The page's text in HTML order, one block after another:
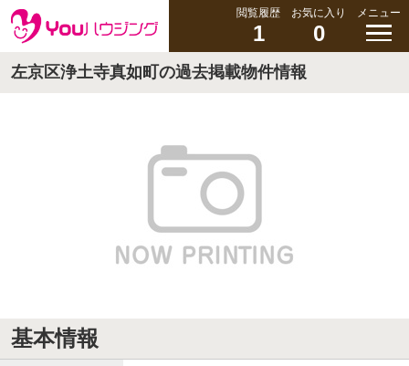
閲覧履歴
1
お気に入り
0
メニュー
左京区浄土寺真如町の過去掲載物件情報
基本情報